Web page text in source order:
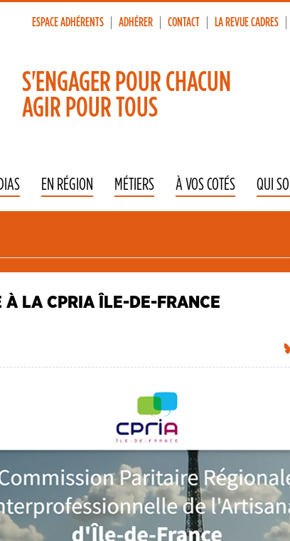
ESPACE ADHÉRENTS ADHÉRER CONTACT LA REVUE CADRES
S'ENGAGER POUR CHACUN
AGIR POUR TOUS
EN RÉGION MÉTIERS À VOS COTÉS QUI
À LA CPRIA ÎLE-DE-FRANCE